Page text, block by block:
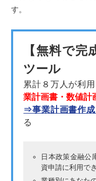
す。
【無料で完
ツール
累計８万人が利
業計画書・数値計
⇒事業計画書作
る
日本政策金融公
資申請に利用でき